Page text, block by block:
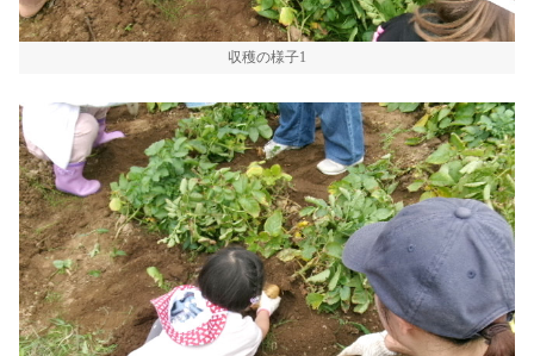
収穫の様子1